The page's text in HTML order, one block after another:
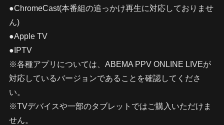
●ChromeCast(本番組の追っかけ再生に対応しておりませ
ん)
●Apple TV
●IPTV
※各種アプリについては、ABEMA PPV ONLINE LIVEが
対応しているバージョンであることを確認してくださ
い。
※TVデバイスや一部のタブレットではご購入いただけま
せん。